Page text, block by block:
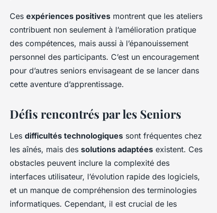
Ces expériences positives montrent que les ateliers
contribuent non seulement à l’amélioration pratique
des compétences, mais aussi à l’épanouissement
personnel des participants. C’est un encouragement
pour d’autres seniors envisageant de se lancer dans
cette aventure d’apprentissage.
Défis rencontrés par les Seniors
Les difficultés technologiques sont fréquentes chez
les aînés, mais des solutions adaptées existent. Ces
obstacles peuvent inclure la complexité des
interfaces utilisateur, l’évolution rapide des logiciels,
et un manque de compréhension des terminologies
informatiques. Cependant, il est crucial de les